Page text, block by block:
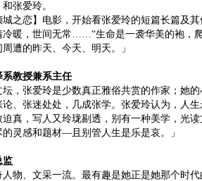
张爱玲。
恋】电影，开始看张爱玲的短篇长篇及其
冷暖，世间无常……“生命是一袭华美的袍，
遭的昨天、今天、明天。」
教授兼系主任
张爱玲是少数真正雅俗共赏的作家；她的
、张迷处处，几成张学。张爱玲认为，人
真，写人又玲珑剔透，别有一种美学，光读
灵感和题材—且别管人生是乐是哀。」
、文采一流。最有趣是她正是她那个时代